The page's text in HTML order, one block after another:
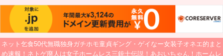
ネット乞食50代無職独身ガチホモ童貞ギング・ゲイなー女装子オネエ的まと
め速報！ネトゲ廃人は女子ホームレス三銃士伝説！あおいちゃん！ホームレ